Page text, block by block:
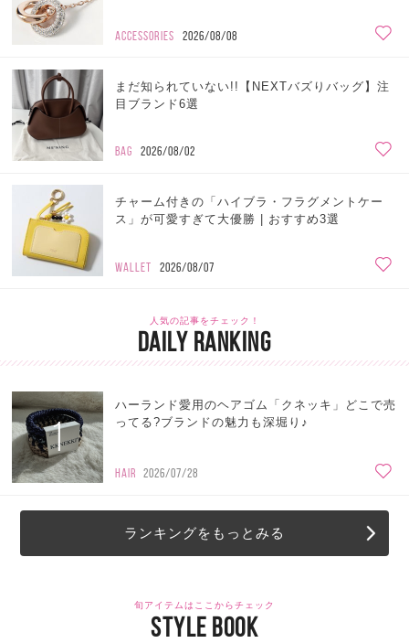
ACCESSORIES 2026/08/08
まだ知られていない!!【NEXTバズりバッグ】注
目ブランド6選
BAG 2026/08/02
チャーム付きの「ハイブラ・フラグメントケー
ス」が可愛すぎて大優勝 | おすすめ3選
WALLET 2026/08/07
人気の記事をチェック！
DAILY RANKING
1
ハーランド愛用のヘアゴム「クネッキ」どこで売
ってる?ブランドの魅力も深堀り♪
HAIR 2026/07/28
ランキングをもっとみる
旬アイテムはここからチェック
STYLE BOOK